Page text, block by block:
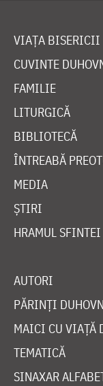
VIAȚA BISERICII
CUVINTE
FAMILIE
LITURGICĂ
BIBLIOTECĂ
ÎNTREABĂ
MEDIA
ȘTIRI
HRAMUL SFINTEI
AUTORI
PĂRINȚI
MAICI CU VIAȚĂ
TEMATICĂ
SINAXAR